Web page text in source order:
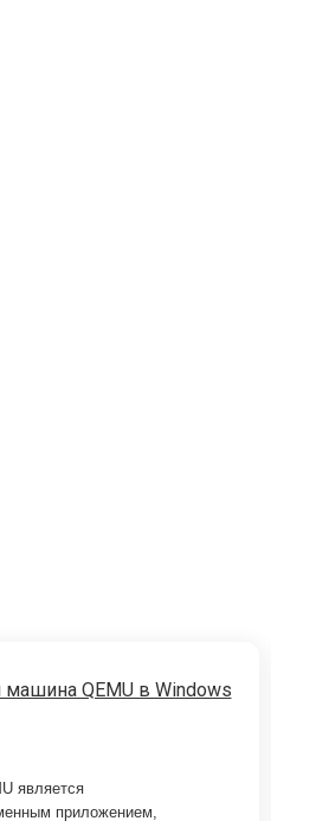
машина QEMU в Windows
является
приложением,